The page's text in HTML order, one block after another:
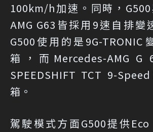
100km/h加速。同時，
AMG G63皆採用9速自排變
G500使用的是9G-TRONIC
箱，而Mercedes-AMG G
SPEEDSHIFT TCT 9-
箱。
駕駛模式方面G500提供